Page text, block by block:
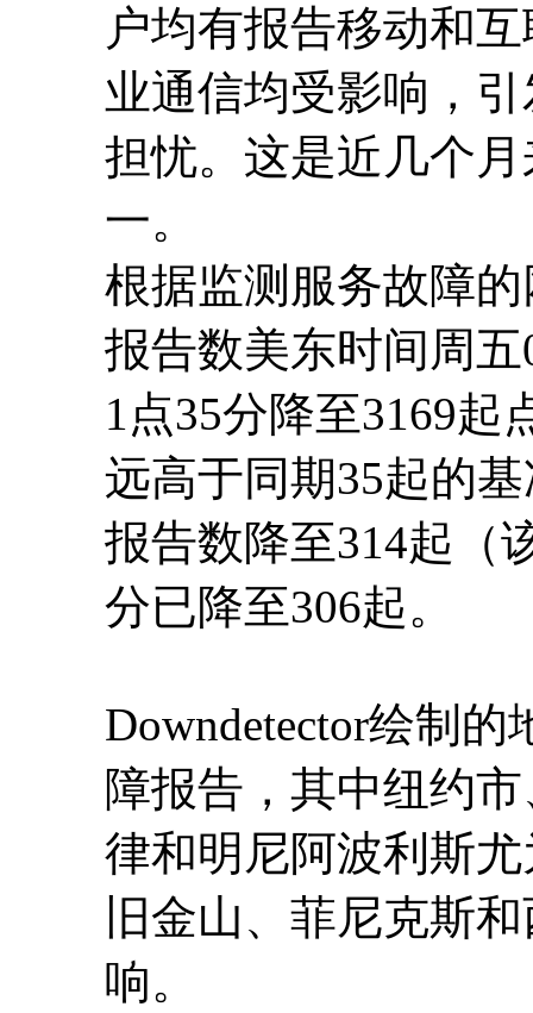
户均有报告移动和
业通信均受影响，
担忧。这是近几个
一。
根据监测服务故障的
报告数美东时间周
1点35分降至3169起
远高于同期35起的
报告数降至314起（
分已降至306起。
Downdetector绘制
障报告，其中纽约
律和明尼阿波利斯
旧金山、菲尼克斯
响。